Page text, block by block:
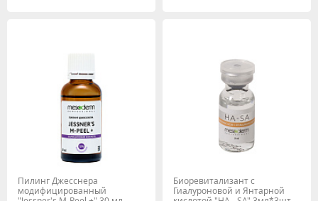
Пилинг Джесснера
модифицированный
Биоревитализант с
Гиалуроновой и Янтарной